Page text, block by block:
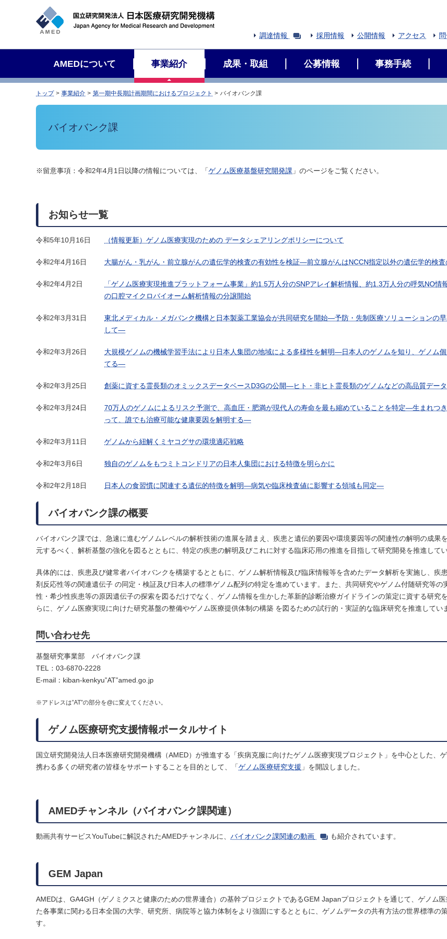
調達情報 採用情報 公開情報 アクセス
AMEDについて 事業紹介 成果・取組 公募情報 事務手続
トップ 事業紹介 第一期中長期計画期間におけるプロジェクト バイオバンク課
バイオバンク課
※留意事項：令和2年4月1日以降の情報については、「ゲノム医療基盤研究開発課 」のページをご覧ください。
お知らせ一覧
令和5年10月16日 （情報更新）ゲノム医療実現のための データシェアリングポリシーについて
令和2年4月16日 大腸がん・乳がん・前立腺がんの遺伝学的検査の有効性を検証―前立腺がんはNCCN指定以外の遺伝学的検
令和2年4月2日
「ゲノム医療実現推進プラットフォーム事業」約1.5万人分のSNPアレイ解析情報、約1.3万人分の呼気NO情
の口腔マイクロバイオーム解析情報の分譲開始
令和2年3月31日
東北メディカル・メガバンク機構と日本製薬工業協会が共同研究を開始―予防・先制医療ソリューションの
して―
令和2年3月26日
大規模ゲノムの機械学習手法により日本人集団の地域による多様性を解明―日本人のゲノムを知り、ゲノム
てる―
令和2年3月25日 創薬に資する霊長類のオミックスデータベースD3Gの公開―ヒト・非ヒト霊長類のゲノムなどの高品質デー
令和2年3月24日
70万人のゲノムによるリスク予測で、高血圧・肥満が現代人の寿命を最も縮めていることを特定―生まれつ
って、誰でも治療可能な健康要因を解明する―
令和2年3月11日 ゲノムから紐解くミヤコグサの環境適応戦略
令和2年3月6日 独自のゲノムをもつミトコンドリアの日本人集団における特徴を明らかに
令和2年2月18日 日本人の食習慣に関連する遺伝的特徴を解明―病気や臨床検査値に影響する領域も同定―
バイオバンク課の概要
バイオバンク課では、急速に進むゲノムレベルの解析技術の進展を踏まえ、疾患と遺伝的要因や環境要因等の関連性の解明の成果
元するべく、解析基盤の強化を図るとともに、特定の疾患の解明及びこれに対する臨床応用の推進を目指して研究開発を推進してい
具体的には、疾患及び健常者バイオバンクを構築するとともに、ゲノム解析情報及び臨床情報等を含めたデータ解析を実施し、疾
剤反応性等の関連遺伝子 の同定・検証及び日本人の標準ゲノム配列の特定を進めています。また、共同研究やゲノム付随研究等の
性・希少性疾患等の原因遺伝子の探索を図るだけでなく、ゲノム情報を生かした革新的診断治療ガイドラインの策定に資する研究
らに、ゲノム医療実現に向けた研究基盤の整備やゲノム医療提供体制の構築 を図るための試行的・実証的な臨床研究を推進してい
問い合わせ先
基盤研究事業部 バイオバンク課
TEL：03-6870-2228
E-mail：kiban-kenkyu”AT”amed.go.jp
※アドレスは”AT”の部分を@に変えてください。
ゲノム医療研究支援情報ポータルサイト
国立研究開発法人日本医療研究開発機構（AMED）が推進する「疾病克服に向けたゲノム医療実現プロジェクト」を中心とした、
携わる多くの研究者の皆様をサポートすることを目的として、「ゲノム医療研究支援 」を開設しました。
AMEDチャンネル（バイオバンク課関連）
動画共有サービスYouTubeに解説されたAMEDチャンネルに、 バイオバンク課関連の動画 も紹介されています。
GEM Japan
AMEDは、GA4GH（ゲノミクスと健康のための世界連合）の基幹プロジェクトであるGEM Japanプロジェクトを通じて、ゲノム
た各事業に関わる日本全国の大学、研究所、病院等と協力体制をより強固にするとともに、ゲノムデータの共有方法の世界標準の
す。